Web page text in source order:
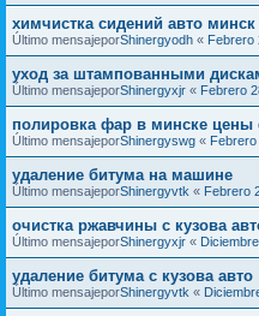
химчистка сидений авто минск
Último mensajeporShinergyodh « Febrero
уход за штампованными
Último mensajeporShinergyxjr « Febrero
полировка фар в минске цены
Último mensajeporShinergyswg «
удаление битума на машине
Último mensajeporShinergyvtk « Febrero
очистка ржавчины с кузова
Último mensajeporShinergyxjr «
удаление битума с кузова авто
Último mensajeporShinergyvtk «